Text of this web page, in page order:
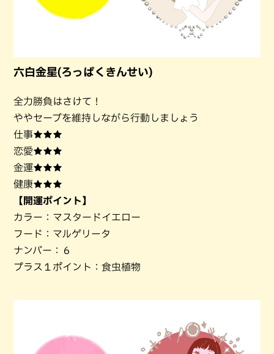
六白金星(ろっぱくきんせい)
全力勝負はさけて！
ややセーブを維持しながら行動しましょう
仕事★★★
恋愛★★★
金運★★★
健康★★★
【開運ポイント】
カラー：マスタードイエロー
フード：マルゲリータ
ナンバー：６
プラス１ポイント：食虫植物